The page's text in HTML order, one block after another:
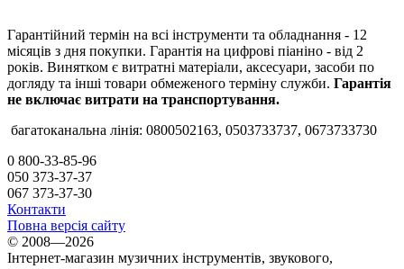
Гарантійний термін на всі інструменти та обладнання - 12
місяців з дня покупки. Гарантія на цифрові піаніно - від 2
років. Винятком є витратні матеріали, аксесуари, засоби по
догляду та інші товари обмеженого терміну служби. Гарантія
не включає витрати на транспортування.
багатоканальна лінія: 0800502163, 0503733737, 0673733730
0 800-33-85-96
050 373-37-37
067 373-37-30
Контакти
Повна версія сайту
© 2008—2026
Інтернет-магазин музичних інструментів, звукового,